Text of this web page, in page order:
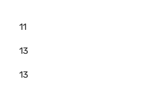
11
13
13